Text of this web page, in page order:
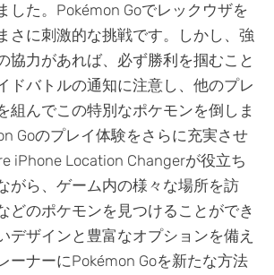
した。Pokémon Goでレックウザを
さに刺激的な挑戦です。しかし、強
協力があれば、必ず勝利を掴むこと
ドバトルの通知に注意し、他のプレ
組んでこの特別なポケモンを倒しま
Goのプレイ体験をさらに充実させ
iPhone Location Changerが役立ち
がら、ゲーム内の様々な場所を訪
どのポケモンを見つけることができ
デザインと豊富なオプションを備え
ーナーにPokémon Goを新たな方法